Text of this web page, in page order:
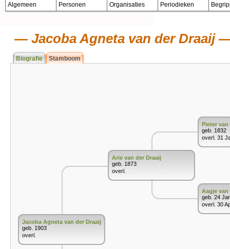
Algemeen Personen Organisaties Periodieken
Jacoba Agneta van der Draaij
Biografie Stamboom
Jacoba Agneta van der Draaij
geb. 1903
overl.
Arie van der Draaij
geb. 1873
overl.
Pieter van
geb. 1832
overl. 31
Aagje van
geb. 24
overl. 30